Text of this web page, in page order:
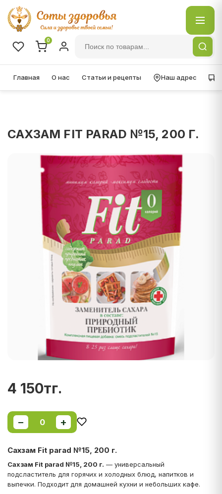
0
Главная О нас Статьи и рецепты Наш адрес
САХЗАМ FIT PARAD №15, 200 Г.
4 150тг.
− 0 +
Сахзам Fit parad №15, 200 г.
Сахзам Fit parad №15, 200 г. — универсальный
подсластитель для горячих и холодных блюд, напитков и
выпечки. Подходит для домашней кухни и небольших кафе.